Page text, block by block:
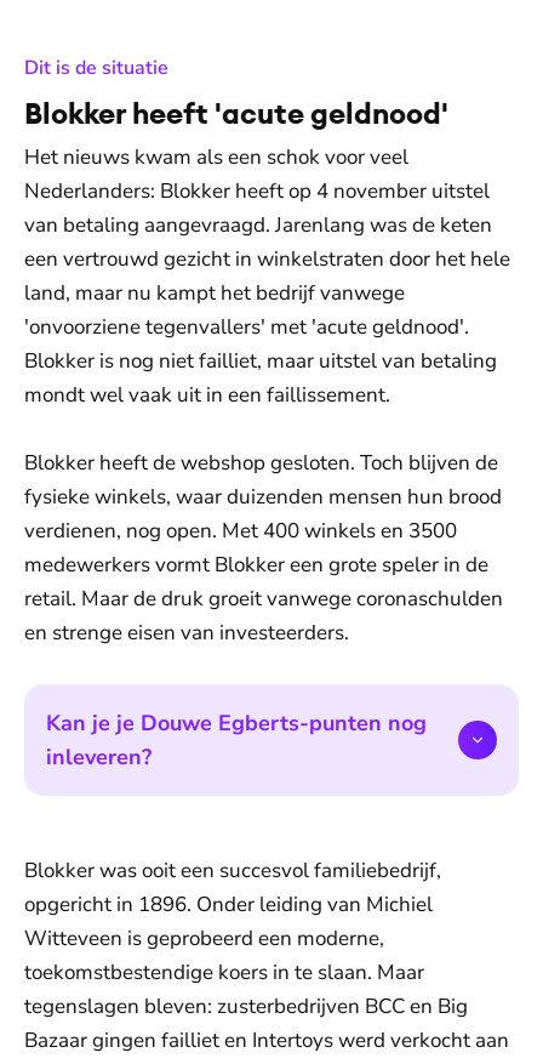
Dit is de situatie
Blokker heeft 'acute geldnood'
Het nieuws kwam als een schok voor veel
Nederlanders: Blokker heeft op 4 november uitstel
van betaling aangevraagd. Jarenlang was de keten
een vertrouwd gezicht in winkelstraten door het hele
land, maar nu kampt het bedrijf vanwege
'onvoorziene tegenvallers' met 'acute geldnood'.
Blokker is nog niet failliet, maar uitstel van betaling
mondt wel vaak uit in een faillissement.
Blokker heeft de webshop gesloten. Toch blijven de
fysieke winkels, waar duizenden mensen hun brood
verdienen, nog open. Met 400 winkels en 3500
medewerkers vormt Blokker een grote speler in de
retail. Maar de druk groeit vanwege coronaschulden
en strenge eisen van investeerders.
Kan je je Douwe Egberts-punten nog
inleveren?
Blokker was ooit een succesvol familiebedrijf,
opgericht in 1896. Onder leiding van Michiel
Witteveen is geprobeerd een moderne,
toekomstbestendige koers in te slaan. Maar
tegenslagen bleven: zusterbedrijven BCC en Big
Bazaar gingen failliet en Intertoys werd verkocht aan